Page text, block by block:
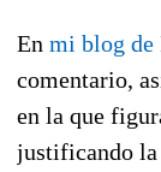
En mi blog de
comentario,
en la que
justificando la